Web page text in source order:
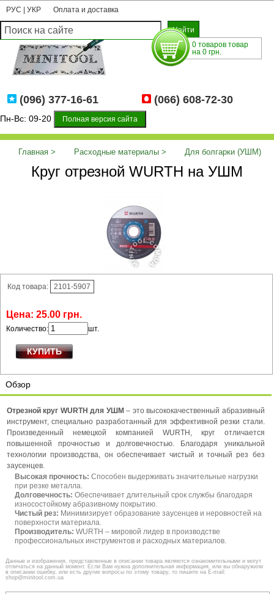
РУС УКР Оплата и доставка
0 товаров товар
на 0 грн.
(096) 377-16-61 (066) 608-72-30
Пн-Вс: 09-20 Полная версия сайта
Главная Расходные материалы
Для болгарки (УШМ)
Круг отрезной WURTH на УШМ
Круг отрезной WURTH на УШМ
Код товара: 2101-5907
Цена: 25.00 грн.
Количество: шт.
Обзор
Отрезной круг WURTH для УШМ– это высококачественный абразивный
инструмент, специально разработанный для эффективной резки стали.
Произведенный немецкой компанией WURTH, круг отличается
повышенной прочностью и долговечностью. Благодаря уникальной
технологии производства, он обеспечивает чистый и точный рез без
заусенцев.
Высокая прочность: Способен выдерживать значительные нагрузки
при резке металла.
Долговечность: Обеспечивает длительный срок службы благодаря
износостойкому абразивному покрытию.
Чистый рез: Минимизирует образование заусенцев и неровностей на
поверхности материала.
Производитель: WURTH – мировой лидер в производстве
профессиональных инструментов и расходных материалов.
Данные и изображения, представленные в описании товара являются ознакомительными и могут
отличаться на данный момент. Если Вам нужна дополнительная информация, или вы обнаружили
в описании ошибку, или есть другие вопросы по этому товару, то пишите на E-mail:
shop@minitool.com.ua